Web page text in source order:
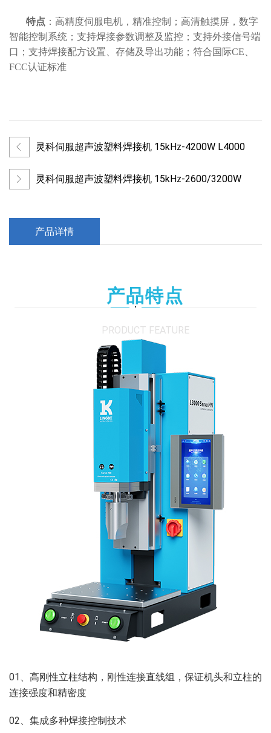
特点 ：高精度伺服电机，精准控制；高清触摸屏，数字
智能控制系统；支持焊接参数调整及监控；支持外接信号端
口；支持焊接配方设置、存储及导出功能；符合国际CE、
FCC认证标准
灵科伺服超声波塑料焊接机 15kHz-4200W L4000
灵科伺服超声波塑料焊接机 15kHz-2600/3200W
产品详情
产品特点
PRODUCT FEATURE
01、高刚性立柱结构，刚性连接直线组，保证机头和立柱的
连接强度和精密度
02、集成多种焊接控制技术